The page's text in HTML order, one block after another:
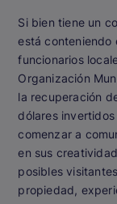
Si bien tiene un
está conteniendo
funcionarios
Organización
la recuperación
dólares
comenzar a
en sus
posibles
propiedad,